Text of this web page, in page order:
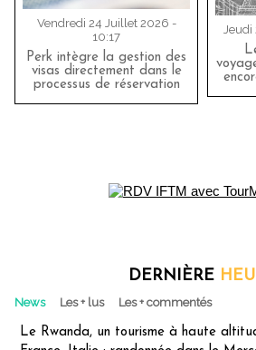
Vendredi 24 Juillet 2026 -
10:17
Perk intègre la gestion des
visas directement dans le
processus de réservation
DERNIÈRE
News Les + lus Les + commentés
Le Rwanda, un tourisme à haute